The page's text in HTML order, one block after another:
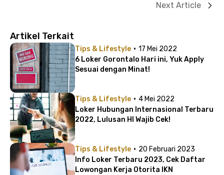
Next Article
Artikel Terkait
Tips & Lifestyle · 17 Mei 2022
6 Loker Gorontalo Hari ini, Yuk Apply
Sesuai dengan Minat!
Tips & Lifestyle · 4 Mei 2022
Loker Hubungan Internasional Terbaru
2022, Lulusan HI Wajib Cek!
Tips & Lifestyle · 20 Februari 2023
Info Loker Terbaru 2023, Cek Daftar
Lowongan Kerja Otorita IKN